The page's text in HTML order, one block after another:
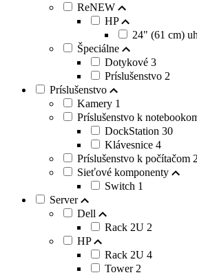
ReNEW
HP
24" (61 cm)
Špeciálne
Dotykové 3
Príslušenstvo 2
Príslušenstvo
Kamery 1
Príslušenstvo k
DockStation 30
Klávesnice 4
Príslušenstvo k počítačom 2
Sieťové komponenty
Switch 1
Server
Dell
Rack 2U 2
HP
Rack 2U 4
Tower 2